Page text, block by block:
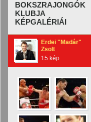
BOKSZRAJONGÓK
KLUBJA
KÉPGALÉRIÁI
Erdei "Madár"
Zsolt
15 kép